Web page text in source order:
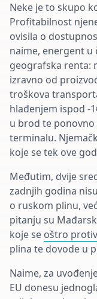
Neke je to skupo
Profitabilnost
ovisila o
naime, energent u
geografska renta:
izravno od
troškova
hlađenjem ispod -
u brod te
terminalu.
koje se tek ove
Međutim, dvije
zadnjih godina
o ruskom plinu,
pitanju su
koje se oštro
plina te dovode u
Naime, za
EU donesu